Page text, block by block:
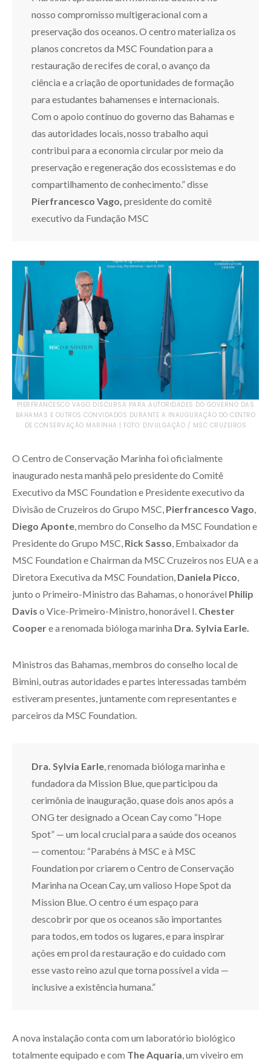
nosso compromisso multigeracional com a
preservação dos oceanos. O centro materializa os
planos concretos da MSC Foundation para a
restauração de recifes de coral, o avanço da
ciência e a criação de oportunidades de formação
para estudantes bahamenses e internacionais.
Com o apoio contínuo do governo das Bahamas e
das autoridades locais, nosso trabalho aqui
contribui para a economia circular por meio da
preservação e regeneração dos ecossistemas e do
compartilhamento de conhecimento.” disse
Pierfrancesco Vago, presidente do comitê
executivo da Fundação MSC
PIERFRANCESCO VAGO DISCURSA PARA AUTORIDADES DO GOVERNO DAS
BAHAMAS E OUTROS CONVIDADOS DURANTE A INAUGURAÇÃO DO CENTRO
DE CONSERVAÇÃO MARINHA | FOTO: DIVULGAÇÃO / MSC CRUZEIROS
O Centro de Conservação Marinha foi oficialmente
inaugurado nesta manhã pelo presidente do Comitê
Executivo da MSC Foundation e Presidente executivo da
Divisão de Cruzeiros do Grupo MSC, Pierfrancesco Vago,
Diego Aponte, membro do Conselho da MSC Foundation e
Presidente do Grupo MSC, Rick Sasso, Embaixador da
MSC Foundation e Chairman da MSC Cruzeiros nos EUA e a
Diretora Executiva da MSC Foundation, Daniela Picco,
junto o Primeiro-Ministro das Bahamas, o honorável Philip
Davis o Vice-Primeiro-Ministro, honorável I. Chester
Coopere a renomada bióloga marinha Dra. Sylvia Earle.
Ministros das Bahamas, membros do conselho local de
Bimini, outras autoridades e partes interessadas também
estiveram presentes, juntamente com representantes e
parceiros da MSC Foundation.
Dra. Sylvia Earle, renomada bióloga marinha e
fundadora da Mission Blue, que participou da
cerimônia de inauguração, quase dois anos após a
ONG ter designado a Ocean Cay como “Hope
Spot” — um local crucial para a saúde dos oceanos
— comentou: “Parabéns à MSC e à MSC
Foundation por criarem o Centro de Conservação
Marinha na Ocean Cay, um valioso Hope Spot da
Mission Blue. O centro é um espaço para
descobrir por que os oceanos são importantes
para todos, em todos os lugares, e para inspirar
ações em prol da restauração e do cuidado com
esse vasto reino azul que torna possível a vida —
inclusive a existência humana.”
A nova instalação conta com um laboratório biológico
totalmente equipado e com The Aquaria, um viveiro em